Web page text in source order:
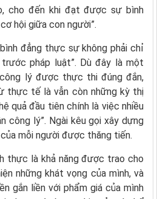
cho đến khi đạt được sự bình
hội giữa con người”.
bình đẳng thực sự không phải chỉ
pháp luật”. Dù đây là một
lý được thực thi đúng đắn,
thực tế là vẫn còn những kỳ thị
quả đầu tiên chính là việc nhiều
công lý”. Ngài kêu gọi xây dựng
mỗi người được thăng tiến.
thực là khả năng được trao cho
những khát vọng của mình, và
gắn liền với phẩm giá của mình